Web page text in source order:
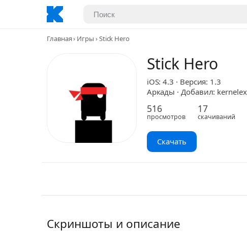
Главная Игры Stick Hero
Stick Hero
iOS: 4.3 · Версия: 1.3
Аркады · Добавил:
516
просмотров
17
скачиваний
Скачать
Скриншоты и описание